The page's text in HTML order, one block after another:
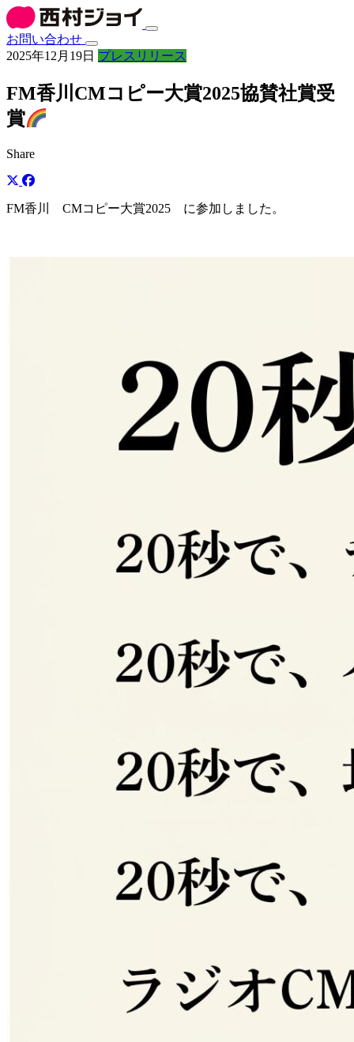
お問い合わせ
2025年12月19日 プレスリリース
FM香川CMコピー大賞2025協賛社賞受
賞
Share
FM香川 CMコピー大賞2025 に参加しました。